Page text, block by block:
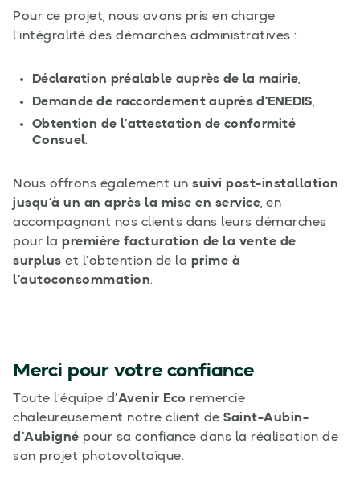
Pour ce projet, nous avons pris en charge
l’intégralité des démarches administratives :
Déclaration préalable auprès de la mairie,
Demande de raccordement auprès d’ENEDIS,
Obtention de l’attestation de conformité
Consuel.
Nous offrons également un suivi post-installation
jusqu’à un an après la mise en service, en
accompagnant nos clients dans leurs démarches
pour la première facturation de la vente de
surplus et l’obtention de la prime à
l’autoconsommation.
Merci pour votre confiance
Toute l’équipe d’Avenir Eco remercie
chaleureusement notre client de Saint-Aubin-
d’Aubigné pour sa confiance dans la réalisation de
son projet photovoltaïque.